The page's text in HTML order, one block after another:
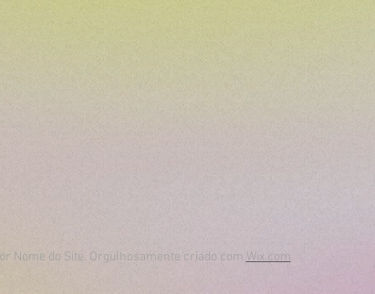
Nome do Site. Orgulhosamente criado com Wix.com